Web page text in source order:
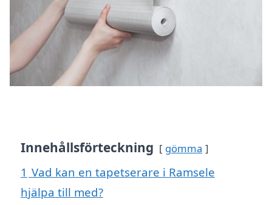
Innehållsförteckning gömma
1 Vad kan en tapetserare i Ramsele
hjälpa till med?